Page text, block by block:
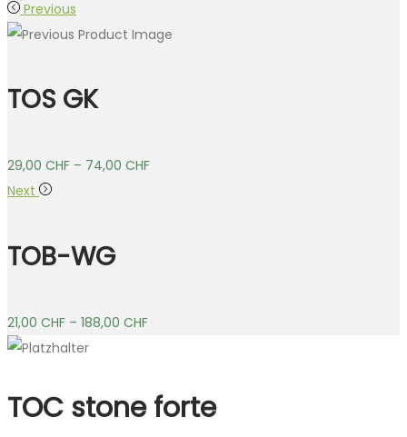
Previous
TOS GK
29,00 CHF – 74,00 CHF
Next
TOB-WG
21,00 CHF – 188,00 CHF
TOC stone forte